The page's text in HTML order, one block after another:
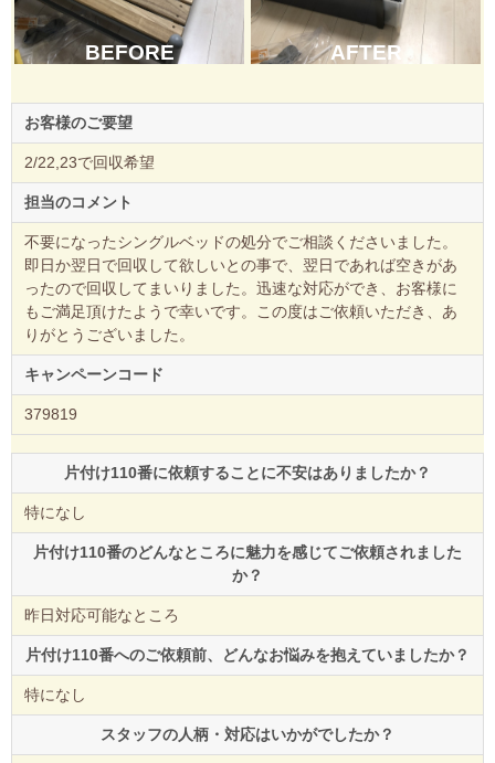
BEFORE AFTER
お客様のご要望
2/22,23で回収希望
担当のコメント
不要になったシングルベッドの処分でご相談くださいました。
即日か翌日で回収して欲しいとの事で、翌日であれば空きがあ
ったので回収してまいりました。迅速な対応ができ、お客様に
もご満足頂けたようで幸いです。この度はご依頼いただき、あ
りがとうございました。
キャンペーンコード
379819
片付け110番に依頼することに不安はありましたか？
特になし
片付け110番のどんなところに魅力を感じてご依頼されました
か？
昨日対応可能なところ
片付け110番へのご依頼前、どんなお悩みを抱えていましたか？
特になし
スタッフの人柄・対応はいかがでしたか？